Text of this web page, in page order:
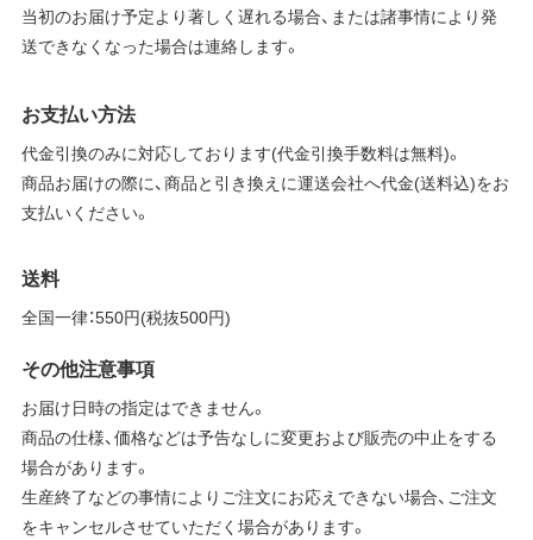
当初のお届け予定より著しく遅れる場合、または諸事情により発
送できなくなった場合は連絡します。
お支払い方法
代金引換のみに対応しております(代金引換手数料は無料)。
商品お届けの際に、商品と引き換えに運送会社へ代金(送料込)をお
支払いください。
送料
全国一律：550円(税抜500円)
その他注意事項
お届け日時の指定はできません。
商品の仕様、価格などは予告なしに変更および販売の中止をする
場合があります。
生産終了などの事情によりご注文にお応えできない場合、ご注文
をキャンセルさせていただく場合があります。